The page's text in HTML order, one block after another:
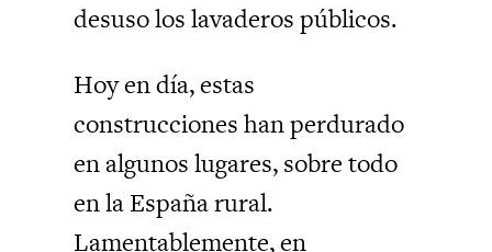
desuso los lavaderos públicos.
Hoy en día, estas
construcciones han perdurado
en algunos lugares, sobre todo
en la España rural.
Lamentablemente, en